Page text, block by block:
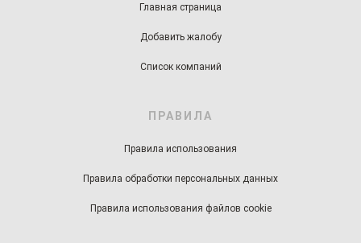
Главная страница
Добавить жалобу
Список компаний
ПРАВИЛА
Правила использования
Правила обработки персональных данных
Правила использования файлов cookie